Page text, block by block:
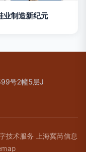
业制造新纪元
号2幢5层J
技术服务
上海冀芮信息